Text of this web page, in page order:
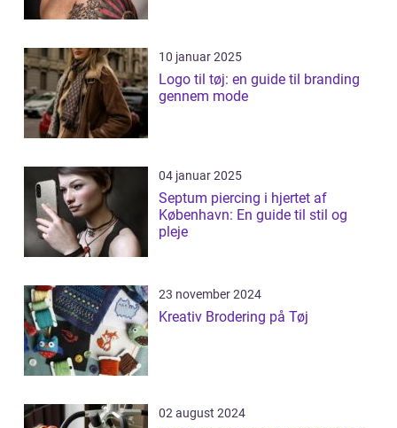
10 januar 2025
Logo til tøj: en guide til branding
gennem mode
04 januar 2025
Septum piercing i hjertet af
København: En guide til stil og
pleje
23 november 2024
Kreativ Brodering på Tøj
02 august 2024